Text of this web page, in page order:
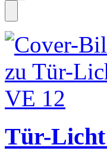
Tür-Licht